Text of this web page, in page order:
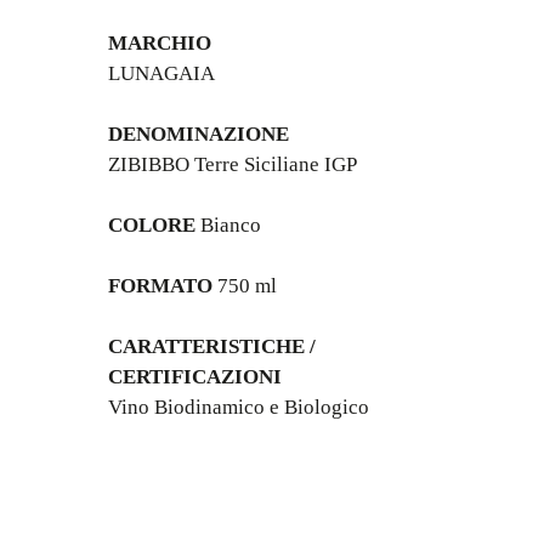
LUNAGAIA
DENOMINAZIONE
ZIBIBBO Terre Siciliane IGP
COLORE Bianco
FORMATO 750 ml
CARATTERISTICHE /
CERTIFICAZIONI
Vino Biodinamico e Biologico